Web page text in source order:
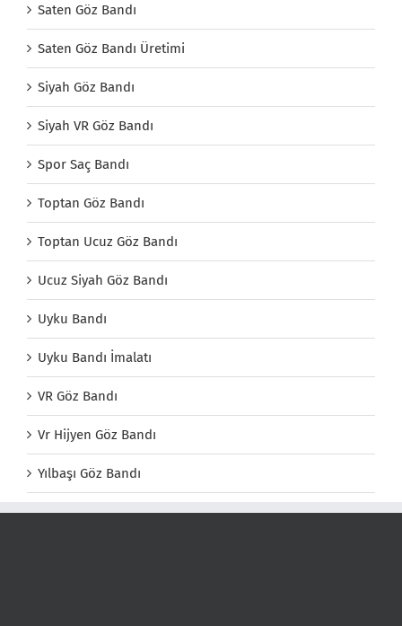
Saten Göz Bandı
Saten Göz Bandı Üretimi
Siyah Göz Bandı
Siyah VR Göz Bandı
Spor Saç Bandı
Toptan Göz Bandı
Toptan Ucuz Göz Bandı
Ucuz Siyah Göz Bandı
Uyku Bandı
Uyku Bandı İmalatı
VR Göz Bandı
Vr Hijyen Göz Bandı
Yılbaşı Göz Bandı